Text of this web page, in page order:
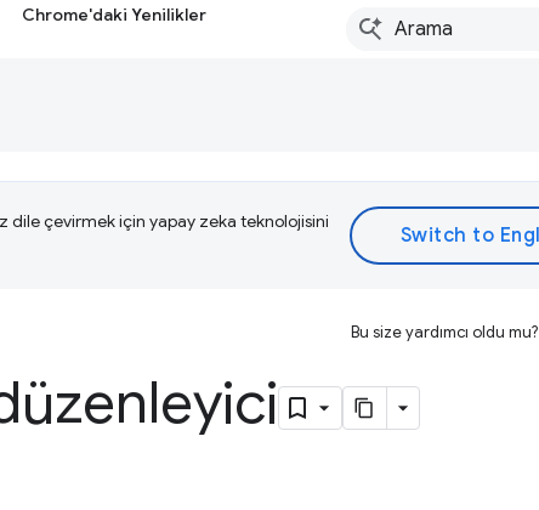
Chrome'daki Yenilikler
çevirmek için yapay zeka teknolojisini
Bu size yardımcı oldu mu?